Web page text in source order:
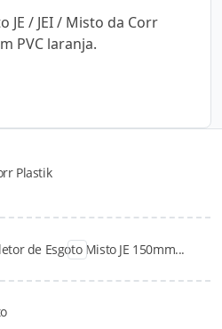
JE / JEI / Misto da Corr
PVC laranja.
Plastik
de Esgoto Misto JE 150mm...
Download